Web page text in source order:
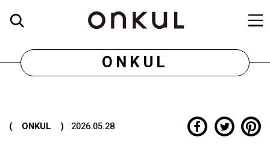
ONKUL
( ONKUL ) 2026.05.28